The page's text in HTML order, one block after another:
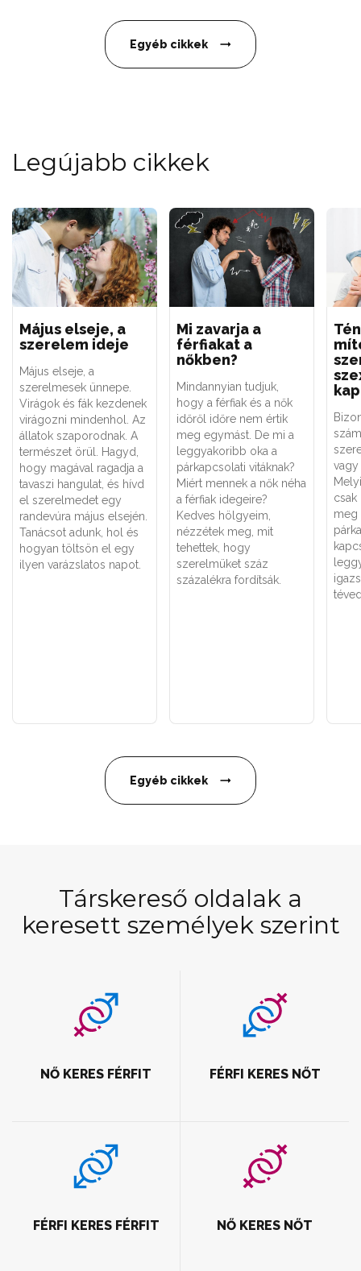
Egyéb cikkek
Legújabb cikkek
Május elseje, a
szerelem ideje
Május elseje, a
szerelmesek ünnepe.
Virágok és fák kezdenek
virágozni mindenhol. Az
állatok szaporodnak. A
természet örül. Hagyd,
hogy magával ragadja a
tavaszi hangulat, és hívd
el szerelmedet egy
randevúra május elsején.
Tanácsot adunk, hol és
hogyan töltsön el egy
ilyen varázslatos napot.
Mi zavarja a
férfiakat a
nőkben?
Mindannyian tudjuk,
hogy a férfiak és a nők
időről időre nem értik
meg egymást. De mi a
leggyakoribb oka a
párkapcsolati vitáknak?
Miért mennek a nők néha
a férfiak idegeire?
Kedves hölgyeim,
nézzétek meg, mit
tehettek, hogy
szerelmüket száz
százalékra fordítsák.
vagy
csak
meg
Egyéb cikkek
Társkereső oldalak a
keresett személyek szerint
NŐ KERES FÉRFIT FÉRFI KERES NŐT
FÉRFI KERES FÉRFIT NŐ KERES NŐT